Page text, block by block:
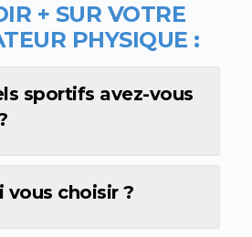
+ SUR VOTRE
PHYSIQUE :
sportifs avez-vous
vous choisir ?